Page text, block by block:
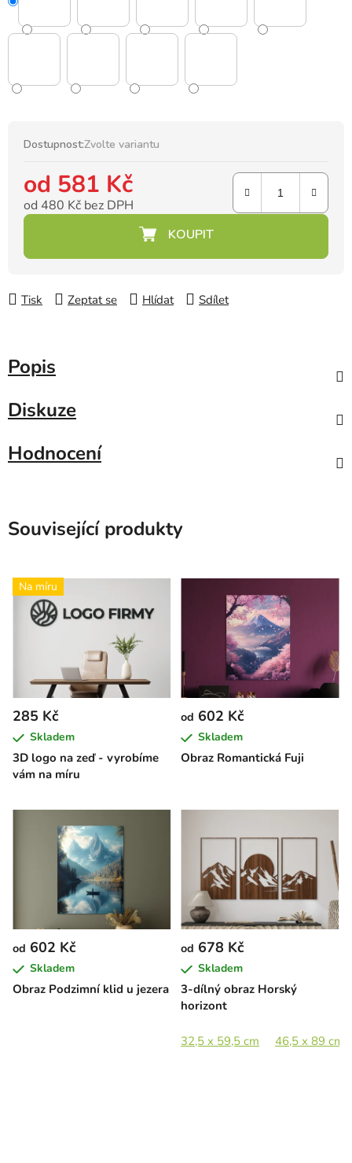
Dostupnost:Zvolte variantu
od 581 Kč
od 480 Kč bez DPH
Tisk Zeptat se Hlídat Sdílet
Popis
Diskuze
Hodnocení
Související produkty
Na míru
3D logo na zeď - vyrobíme
vám na míru
285 Kč
Skladem
Obraz Romantická Fuji
od 602 Kč
Skladem
Obraz Podzimní klid u jezera
od 602 Kč
Skladem
3-dílný obraz Horský
horizont
od 678 Kč
Skladem
32,5 x 59,5 cm 46,5 x 89 cm